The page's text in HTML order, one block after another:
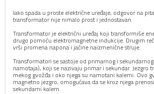
Iako spada u proste električne uređaje, odgovor na
transformator nije nimalo prost i jednostavan.
Transformator je električni uređaj koji transformiše
drugo pomoću elektromagnetne indukcije. Drugim
vrši promena napona i jačine naizmenične struje.
Transformatori se sastoje od primarnog i
namotaja), koji se nazivaju primar i sekundar. Jezgro
mekog gvožđa i oko njega su namotani kalemi. Ovo
magnetno jezgro, omogućava da se kroz njega
sekundarni kalem.